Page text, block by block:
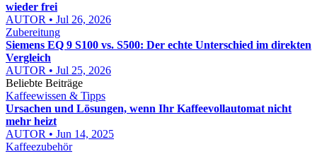
wieder frei
AUTOR • Jul 26, 2026
Zubereitung
Siemens EQ 9 S100 vs. S500: Der echte Unterschied im direkten
Vergleich
AUTOR • Jul 25, 2026
Beliebte Beiträge
Kaffeewissen & Tipps
Ursachen und Lösungen, wenn Ihr Kaffeevollautomat nicht
mehr heizt
AUTOR • Jun 14, 2025
Kaffeezubehör